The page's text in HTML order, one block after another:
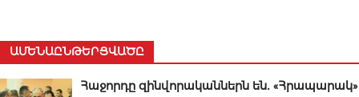
ԱՄԵՆԱԸՆԹԵՐՑՎԱԾԸ
Հաջորդը զինվորականներն են․ «Հրապարակ»